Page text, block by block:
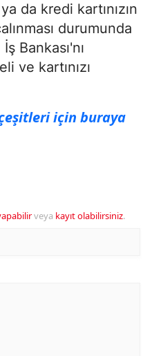
da kredi kartınızın
durumunda
Bankası'nı
ve kartınızı
için buraya
veya kayıt olabilirsiniz.